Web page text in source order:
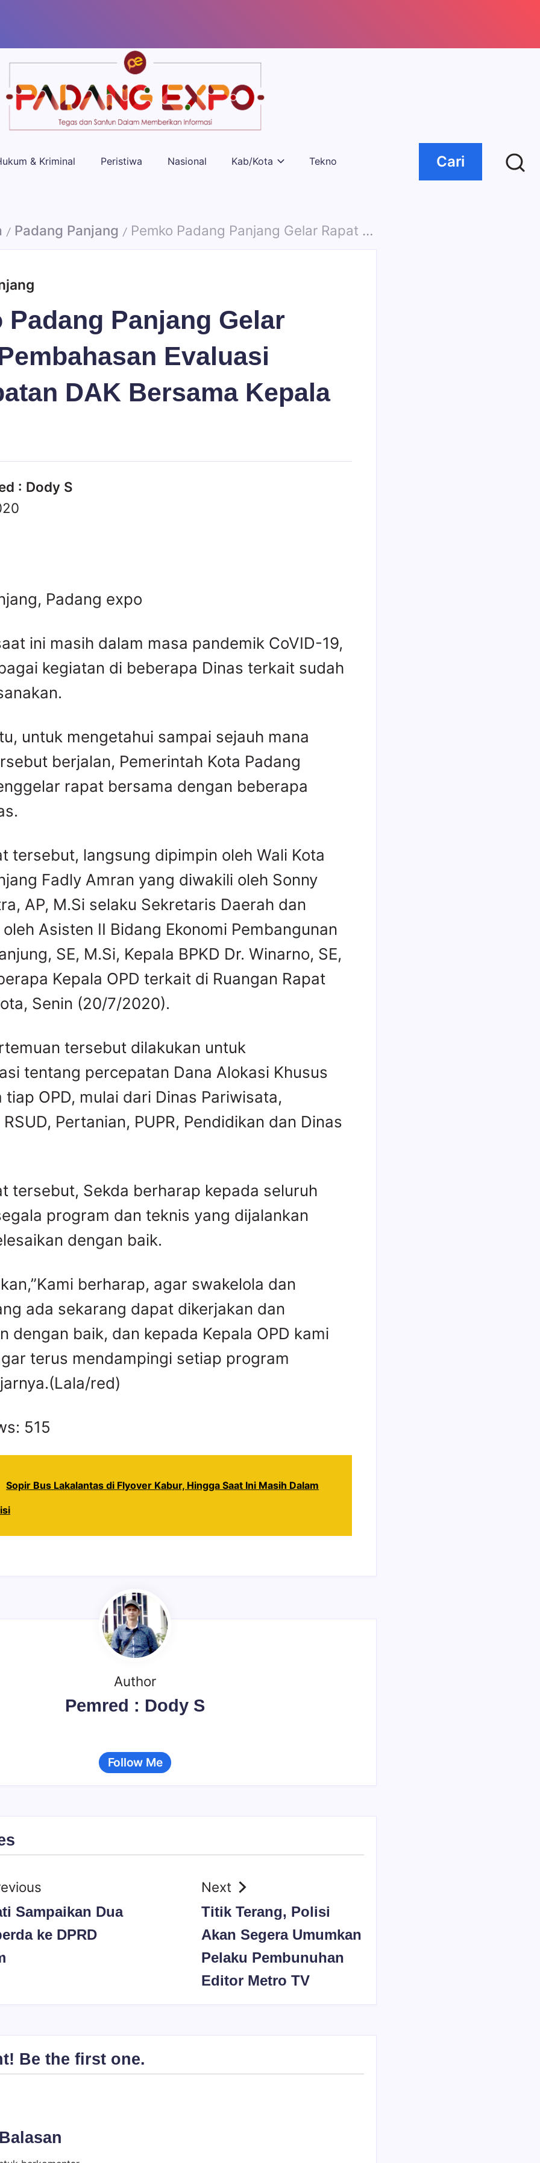
Padang
Expo
Tegas
dan
Santun
Informasi
& Kriminal Peristiwa Nasional Kab/Kota Tekno Cari
/ Padang Panjang / Pemko Padang Panjang Gelar Rapat Pembahasan Evaluasi Percepatan DAK Bersama Kepala OPD
Padang Panjang Gelar
Evaluasi
DAK Bersama Kepala
: Dody S
Padang expo
ini masih dalam masa pandemik CoVID-19,
kegiatan di beberapa Dinas terkait sudah
untuk mengetahui sampai sejauh mana
berjalan, Pemerintah Kota Padang
rapat bersama dengan beberapa
tersebut, langsung dipimpin oleh Wali Kota
Fadly Amran yang diwakili oleh Sonny
AP, M.Si selaku Sekretaris Daerah dan
Asisten II Bidang Ekonomi Pembangunan
SE, M.Si, Kepala BPKD Dr. Winarno, SE,
Kepala OPD terkait di Ruangan Rapat
Senin (20/7/2020).
tersebut dilakukan untuk
tentang percepatan Dana Alokasi Khusus
tiap OPD, mulai dari Dinas Pariwisata,
Pertanian, PUPR, Pendidikan dan Dinas
tersebut, Sekda berharap kepada seluruh
program dan teknis yang dijalankan
dengan baik.
berharap, agar swakelola dan
ada sekarang dapat dikerjakan dan
dengan baik, dan kepada Kepala OPD kami
terus mendampingi setiap program
red)
515
Sopir Bus Lakalantas di Flyover Kabur, Hingga Saat Ini Masih Dalam
Author
Pemred : Dody S
Follow Me
Sampaikan Dua
ke DPRD
Next
Titik Terang, Polisi
Akan Segera Umumkan
Pelaku Pembunuhan
Editor Metro TV
Be the first one.